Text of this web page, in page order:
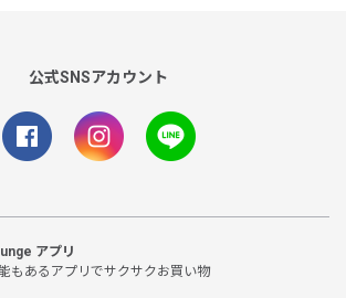
公式SNSアカウント
アプリ
もあるアプリでサクサクお買い物